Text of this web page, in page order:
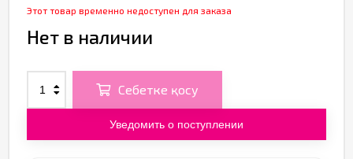
Этот товар временно недоступен для заказа
Нет в наличии
Себетке қосу
Уведомить о поступлении